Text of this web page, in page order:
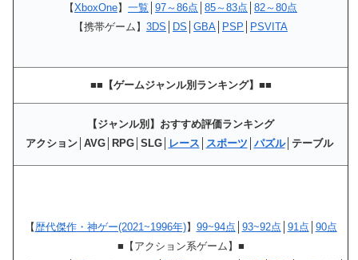
【XboxOne】 一覧 97～86点 85～83点 82～80点
【携帯ゲーム】 3DS DS GBA PSP PSVITA
■■【ゲームジャンル別ランキング】■■
【ジャンル別】おすすめ評価ランキング
アクション│AVG│RPG│SLG│
レース スポーツ パズル│テーブル
【 歴代傑作・神ゲー(2021~1996年)】 99~94点 93~92点 91点 90点
■【アクション系ゲーム】■